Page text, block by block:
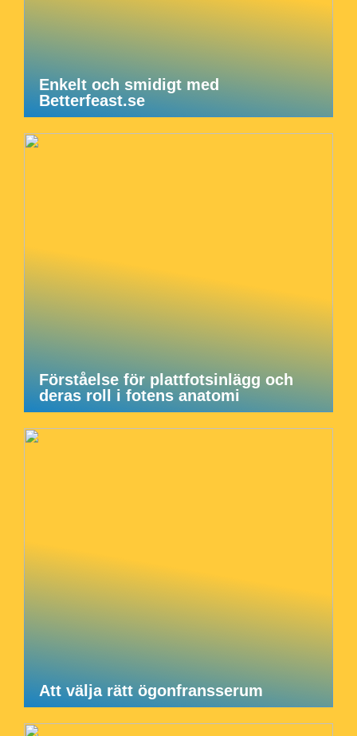
Enkelt och smidigt med
Betterfeast.se
Förståelse för plattfotsinlägg och
deras roll i fotens anatomi
Att välja rätt ögonfransserum